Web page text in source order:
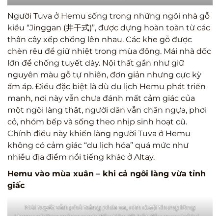
Người Tuva ở Hemu sống trong những ngôi nhà gỗ
kiểu “Jinggan (井干式)”, được dựng hoàn toàn từ các
thân cây xếp chồng lên nhau. Các khe gỗ được
chèn rêu để giữ nhiệt trong mùa đông. Mái nhà dốc
lớn để chống tuyết dày. Nội thất gần như giữ
nguyên màu gỗ tự nhiên, đơn giản nhưng cực kỳ
ấm áp. Điều đặc biệt là dù du lịch Hemu phát triển
mạnh, nơi này vẫn chưa đánh mất cảm giác của
một ngôi làng thật, người dân vẫn chăn ngựa, phơi
cỏ, nhóm bếp và sống theo nhịp sinh hoạt cũ.
Chính điều này khiến làng người Tuva ở Hemu
không có cảm giác “du lịch hóa” quá mức như
nhiều địa điểm nổi tiếng khác ở Altay.
Hemu vào mùa xuân – khi cả ngôi làng vừa tỉnh
giấc
Núi tuyết vẫn phủ trắng phía xa, còn dưới thung lũng